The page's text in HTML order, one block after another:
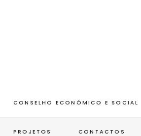
CONSELHO ECONÓMICO E SOCIAL
PROJETOS CONTACTOS